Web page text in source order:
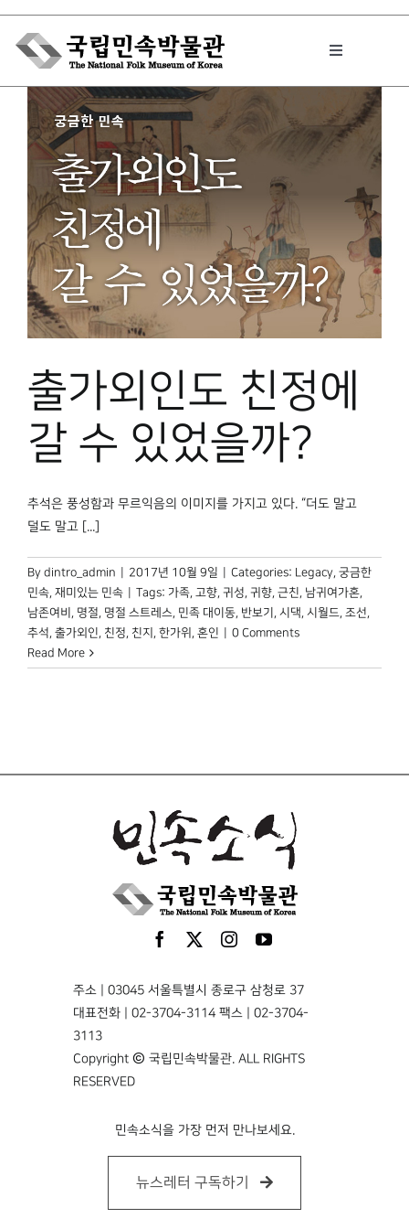
Skip
content
Toggle
박물관에서는
민속이야기
민속 인사이드
박물관 홈페이지
출가외인도 친정에
갈 수 있었을까?
추석은 풍성함과 무르익음의 이미지를 가지고 있다. “더도 말고
덜도 말고 [...]
By dintro_admin 2017년 10월 9일 Categories: Legacy, 궁금한
민속, 재미있는 민속 Tags: 가족, 고향, 귀성, 귀향, 근친, 남귀여가혼,
남존여비 , 명절, 명절 스트레스, 민족 대이동, 반보기 , 시댁, 시월드, 조선,
추석, 출가외인, 친정, 친지 , 한가위 , 혼인
0 Comments
Read More
주소 | 03045 서울특별시 종로구 삼청로 37
대표전화 | 02-3704-3114 팩스 | 02-3704-
3113
Copyright © 국립민속박물관. ALL RIGHTS
RESERVED
민속소식을 가장 먼저 만나보세요.
뉴스레터 구독하기